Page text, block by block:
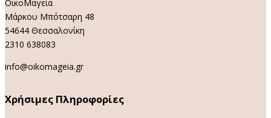
ΟικοΜαγεία
Μάρκου Μπότσαρη 48
54644 Θεσσαλονίκη
2310 638083
info@oikomageia.gr
Χρήσιμες Πληροφορίες